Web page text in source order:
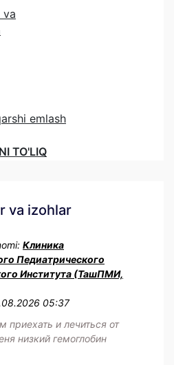
va
emlash
TO'LIQ
va izohlar
Клиника
Педиатрического
Института (ТашПМИ,
05:37
приехать и лечиться от
низкий гемоглобин